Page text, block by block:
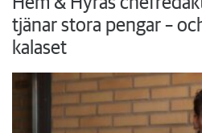
tjänar stora pengar –
kalaset